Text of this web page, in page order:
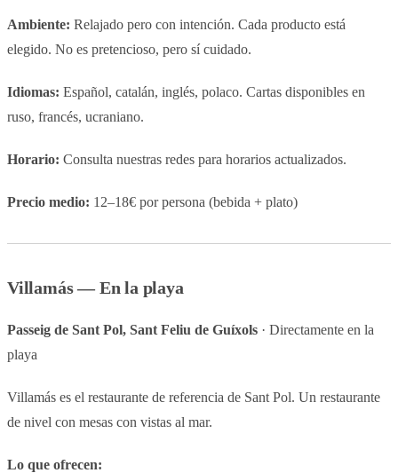
Ambiente: Relajado pero con intención. Cada producto está
elegido. No es pretencioso, pero sí cuidado.
Idiomas: Español, catalán, inglés, polaco. Cartas disponibles en
ruso, francés, ucraniano.
Horario: Consulta nuestras redes para horarios actualizados.
Precio medio: 12–18€ por persona (bebida + plato)
Villamás — En la playa
Passeig de Sant Pol, Sant Feliu de Guíxols · Directamente en la
playa
Villamás es el restaurante de referencia de Sant Pol. Un restaurante
de nivel con mesas con vistas al mar.
Lo que ofrecen: